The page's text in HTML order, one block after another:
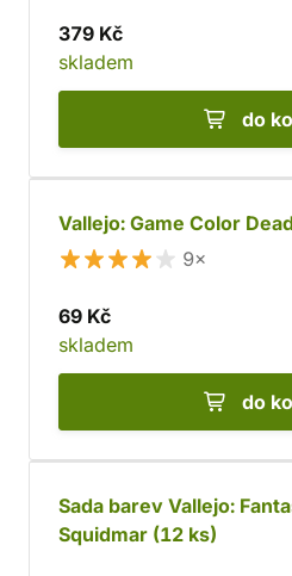
379 Kč
skladem
do
Vallejo: Game Color
9×
69 Kč
skladem
do
Sada barev Vallejo:
Squidmar (12 ks)